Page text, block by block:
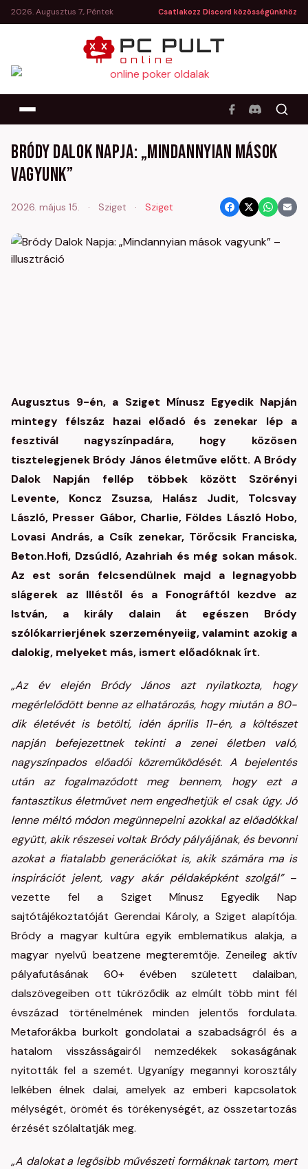
2026. Augusztus 7., Péntek Csatlakozz Discord közösségünkhöz
Bródy Dalok Napja: „Mindannyian mások
vagyunk”
2026. május 15. · Sziget · Sziget
Augusztus 9-én, a Sziget Mínusz Egyedik Napján
mintegy félszáz hazai előadó és zenekar lép a
fesztivál nagyszínpadára, hogy közösen
tisztelegjenek Bródy János életműve előtt. A Bródy
Dalok Napján fellép többek között Szörényi
Levente, Koncz Zsuzsa, Halász Judit, Tolcsvay
László, Presser Gábor, Charlie, Földes László Hobo,
Lovasi András, a Csík zenekar, Törőcsik Franciska,
Beton.Hofi, Dzsúdló, Azahriah és még sokan mások.
Az est során felcsendülnek majd a legnagyobb
slágerek az Illéstől és a Fonográftól kezdve az
István, a király dalain át egészen Bródy
szólókarrierjének szerzeményeiig, valamint azokig a
dalokig, melyeket más, ismert előadóknak írt.
„Az év elején Bródy János azt nyilatkozta, hogy
megérlelődött benne az elhatározás, hogy miután a 80-
dik életévét is betölti, idén április 11-én, a költészet
napján befejezettnek tekinti a zenei életben való,
nagyszínpados előadói közreműködését. A bejelentés
után az fogalmazódott meg bennem, hogy ezt a
fantasztikus életművet nem engedhetjük el csak úgy. Jó
lenne méltó módon megünnepelni azokkal az előadókkal
együtt, akik részesei voltak Bródy pályájának, és bevonni
azokat a fiatalabb generációkat is, akik számára ma is
inspirációt jelent, vagy akár példaképként szolgál”–
vezette fel a Sziget Mínusz Egyedik Nap
sajtótájékoztatóját Gerendai Károly, a Sziget alapítója.
Bródy a magyar kultúra egyik emblematikus alakja, a
magyar nyelvű beatzene megteremtője. Zeneileg aktív
pályafutásának 60+ évében született dalaiban,
dalszövegeiben ott tükröződik az elmúlt több mint fél
évszázad történelmének minden jelentős fordulata.
Metaforákba burkolt gondolatai a szabadságról és a
hatalom visszásságairól nemzedékek sokaságának
nyitották fel a szemét. Ugyanígy megannyi korosztály
lelkében élnek dalai, amelyek az emberi kapcsolatok
mélységét, örömét és törékenységét, az összetartozás
érzését szólaltatják meg.
„A dalokat a legősibb művészeti formáknak tartom, mert